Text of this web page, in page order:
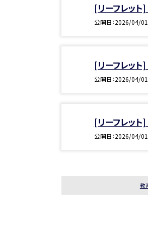
[リーフレッ
公開日 2026/04/01
[リーフレッ
公開日 2026/04/01
[リーフレット
公開日 2026/04/01
教